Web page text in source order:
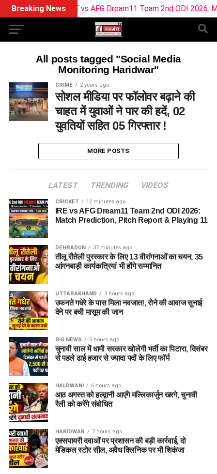
Breaking NewsIRE vs AFG Dream11 Team 2nd ODI 2026:
All posts tagged "Social Media
Monitoring Haridwar"
CRIME 2 years ago
सोशल मीडिया पर फॉलोवर बढ़ाने की
चाहत में युवाओं ने पार की हदें, 02
युवतियों सहित 05 गिरफ्तार !
MORE POSTS
LATEST TRENDING VIDEOS
CRICKET 12 minutes ago
IRE vs AFG Dream11 Team 2nd ODI 2026:
Match Prediction, Pitch Report & Playing 11
DEHRADUN 37 minutes ago
तीलू रौतेली पुरस्कार के लिए 13 वीरांगनाओं का चयन, 35
आंगनबाड़ी कार्यकत्रियां भी होंगे सम्मानित
UTTARAKHAND 3 hours ago
उफनते गधेरे के पास मिला नवजात!, रोने की आवाज सुनाई
देने पर बची मासूम की जान
BIG NEWS 5 hours ago
चुनावी साल में धामी सरकार खोलेगी भर्ती का पिटारा, दिसंबर
से पहले ढाई हजार से ज्यादा पदों के लिए फॉर्म
HALDWANI 6 hours ago
आठ अगस्त को हल्द्वानी आएंगे मल्लिकार्जुन खरगे, चुनावी
रैली को करेंगे संबोधित
HARIDWAR 7 hours ago
एक्सपायरी दवाओं पर प्रशासन की बड़ी कार्रवाई, दो
मेडिकल स्टोर सील, अवैध क्लिनिक पर भी शिकंजा